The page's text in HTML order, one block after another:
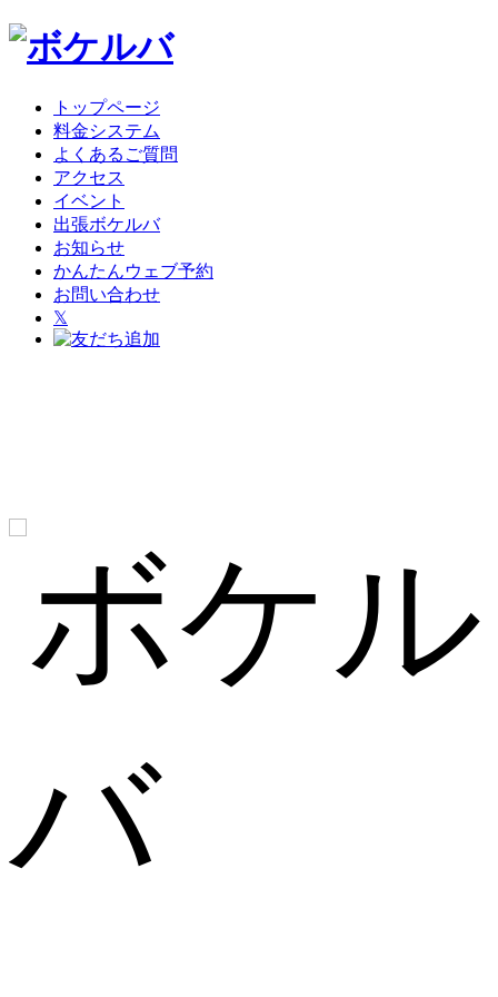
トップページ
料金システム
よくあるご質問
アクセス
イベント
出張ボケルバ
お知らせ
かんたんウェブ予約
お問い合わせ
𝕏